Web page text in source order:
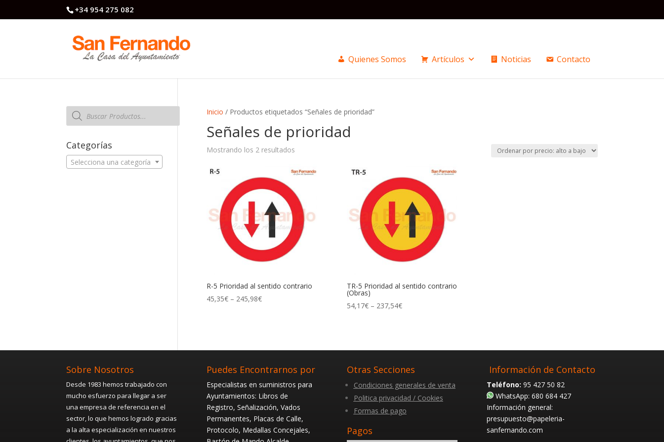
+34 954 275 082
Quienes Somos Artículos Noticias Contacto
Inicio / Productos etiquetados “Señales de prioridad”
Señales de prioridad
Mostrando los 2 resultadosOrdenado
precio:
a
bajo
R-5 Prioridad al sentido contrario
45,35€– 245,98€
TR-5 Prioridad al sentido contrario
(Obras)
54,17€– 237,54€
Búsqueda
de
productos
Categorías
Selecciona una categoría
Sobre Nosotros
Desde 1983 hemos trabajado con
mucho esfuerzo para llegar a ser
una empresa de referencia en el
sector, lo que hemos logrado gracias
a la alta especialización en nuestros
Puedes Encontrarnos por
Especialistas en suministros para
Ayuntamientos: Libros de
Registro, Señalización, Vados
Permanentes, Placas de Calle,
Protocolo, Medallas Concejales,
Otras Secciones
Condiciones generales de venta
Politica privacidad / Cookies
Formas de pago
Pagos
Información de Contacto
Teléfono: 95 427 50 82
WhatsApp: 680 684 427
Información general:
presupuesto@papeleria-
sanfernando.com